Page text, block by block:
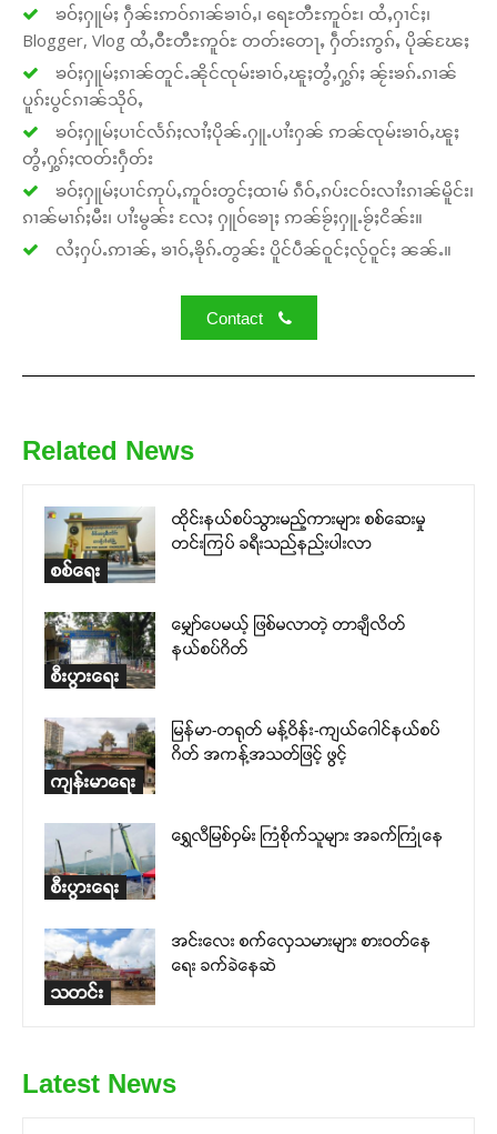
ၶဝ်ႈႁူမ်ႈ ႁဵၼ်းဢဝ်ၵၢၼ်ၶၢဝ်ႇ၊ ရေႊတီႊဢူဝ်ႊ၊ ထႆႇႁၢင်ႈ၊
Blogger, Vlog ထႆႇဝီႊတီႊဢူဝ်ႊ တတ်းတေႃႇ ႁဵတ်းဢွၵ်ႇ ပိုၼ်ၽႄႈ
ၶဝ်ႈႁူမ်ႈၵၢၼ်တူင်ႉၼိုင်ၸုမ်းၶၢဝ်ႇၽူႈတွႆႇႁွၵ်ႈ ၼႂ်းၶၵ်ႉၵၢၼ်
ပူၵ်းပွင်ၵၢၼ်သိုဝ်ႇ
ၶဝ်ႈႁူမ်ႈပၢင်လႅၵ်ႈလၢႆႈပိုၼ်ႉႁူႉပၢႆးႁၼ် ဢၼ်ၸုမ်းၶၢဝ်ႇၽူႈ
တွႆႇႁွၵ်ႈၸတ်းႁဵတ်း
ၶဝ်ႈႁူမ်ႈပၢင်ဢုပ်ႇဢူဝ်းတွင်ႈထၢမ် ၵဵဝ်ႇၵပ်းငဝ်းလၢႆးၵၢၼ်မိူင်း၊
ၵၢၼ်မၢၵ်ႈမီး၊ ပၢႆးမွၼ်း လႄႈ ႁူဝ်ၶေႃႈ ဢၼ်ၶႂ်ႈႁူႉၶႂ်ႈငိၼ်း။
လႆႈႁပ်ႉဢၢၼ်ႇ ၶၢဝ်ႇၶိုၵ်ႉတွၼ်း ပိူင်ပဵၼ်ဝူင်ႈလႂ်ဝူင်ႈ ၼၼ်ႉ။
Contact
Related News
စစ်ရေး
ထိုင်းနယ်စပ်သွားမည့်ကားများ စစ်ဆေးမှု
တင်းကြပ် ခရီးသည်နည်းပါးလာ
စီးပွားရေး
မျှော်ပေမယ့် ဖြစ်မလာတဲ့ တာချီလိတ်
နယ်စပ်ဂိတ်
ကျန်းမာရေး
မြန်မာ-တရုတ် မန့်ဝိန်း-ကျယ်ဂေါင်နယ်စပ်
ဂိတ် အကန့်အသတ်ဖြင့် ဖွင့်
စီးပွားရေး
ရွှေလီမြစ်ဝှမ်း ကြံစိုက်သူများ အခက်ကြုံနေ
သတင်း
အင်းလေး စက်လှေသမားများ စားဝတ်နေ
ရေး ခက်ခဲနေဆဲ
Latest News